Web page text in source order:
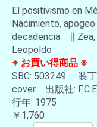
El positivismo en
Nacimiento, apogeo
decadencia ∥ Zea,
Leopoldo
※ お買い得商品 ※
SBC: 503249 装丁
cover 出版社:
行年: 1975
￥1,760
お買い物